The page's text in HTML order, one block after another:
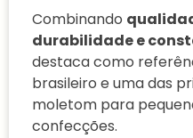
Combinando
durabilidade e
destaca como
brasileiro e uma das
moletom para
confecções.